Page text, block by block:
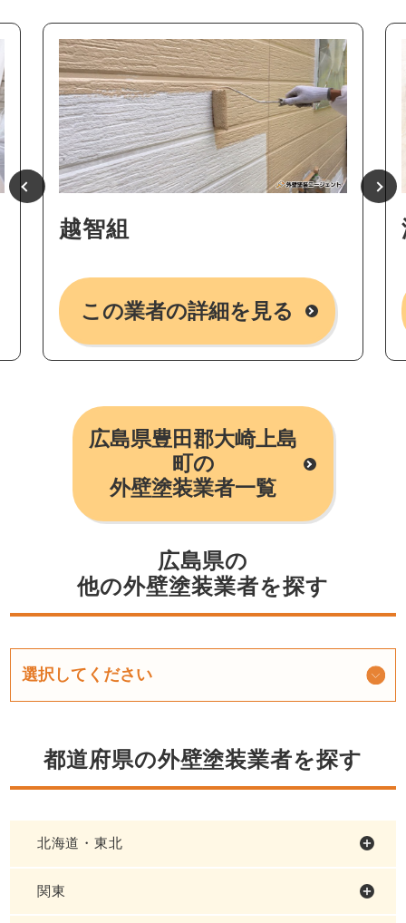
越智組
この業者の詳細を見る
広島県豊田郡大崎上島
町の
外壁塗装業者一覧
広島県の
他の外壁塗装業者を探す
都道府県の外壁塗装業者を探す
北海道・東北
関東